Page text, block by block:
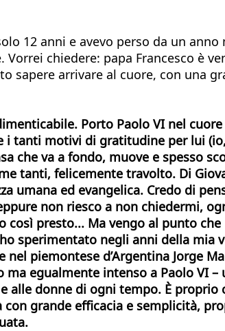
12 anni e avevo perso da un
chiedere: papa Francesco è
arrivare al cuore, con una
Porto Paolo VI nel
i tanti motivi di gratitudine per lui
che va a fondo, muove e spesso
tanti, felicemente travolto. Di
ed evangelica. Credo di
non riesco a non chiedermi,
così presto... Ma vengo al punto
sperimentato negli anni della mia
piemontese d’Argentina Jorge
egualmente intenso a Paolo VI
alle donne di ogni tempo. È proprio
grande efficacia e semplicità,